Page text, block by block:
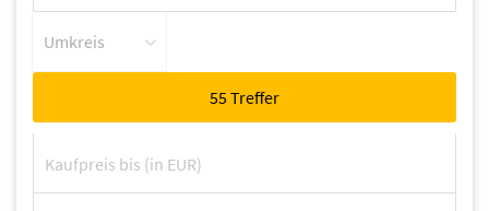
Umkreis